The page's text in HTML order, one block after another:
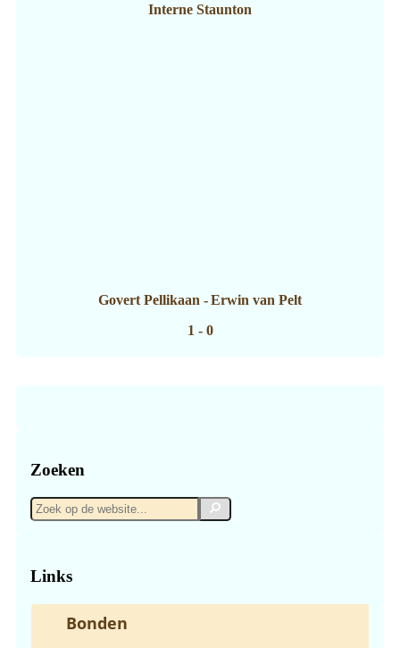
Interne Staunton
Govert Pellikaan - Erwin van Pelt
1 - 0
Zoeken
Zoek
op
Zoek
Links
Bonden